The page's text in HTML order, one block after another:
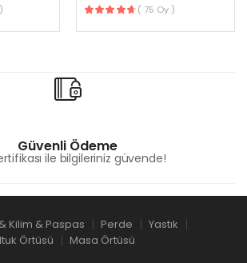
( 75 Oy )
Güvenli Ödeme
ile bilgileriniz güvende!
Kilim & Paspas Perde
Yastık
Örtüsü Masa Örtüsü